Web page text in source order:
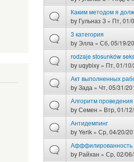
Каким методом я
by Гульназ З » Пт, 01/
3 категория
byЭлла » Сб, 05/19/
rodzaje stosunków
byuqybixy » Пт, 01/
Акт выполненных
byЗада » Чт, 05/31/
Алгоритм проведения
byСемен » Втр, 01/
Антидемпинг
byYerik » Ср, 04/20/
Афффилированность
by Райхан » Ср, 02/